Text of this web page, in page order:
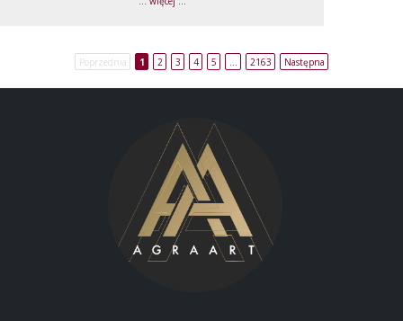
Poprzednia 1 2 3 4 5 2163 Następna